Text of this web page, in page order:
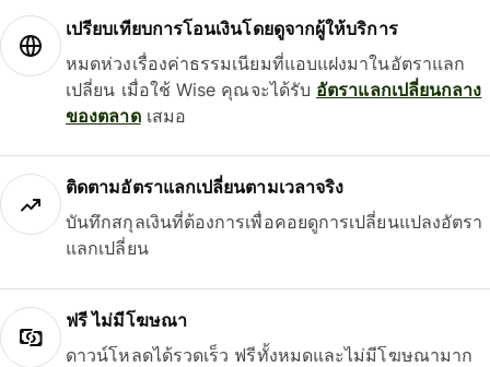
เปรียบเทียบการโอนเงินโดยดูจากผู้ให้บริการ
หมดห่วงเรื่องค่าธรรมเนียมที่แอบแฝงมาในอัตราแลก
เปลี่ยน เมื่อใช้ Wise คุณจะได้รับ อัตราแลกเปลี่ยนกลาง
ของตลาดเสมอ
ติดตามอัตราแลกเปลี่ยนตามเวลาจริง
บันทึกสกุลเงินที่ต้องการเพื่อคอยดูการเปลี่ยนแปลงอัตรา
แลกเปลี่ยน
ฟรี ไม่มีโฆษณา
ดาวน์โหลดได้รวดเร็ว ฟรีทั้งหมดและไม่มีโฆษณามาก